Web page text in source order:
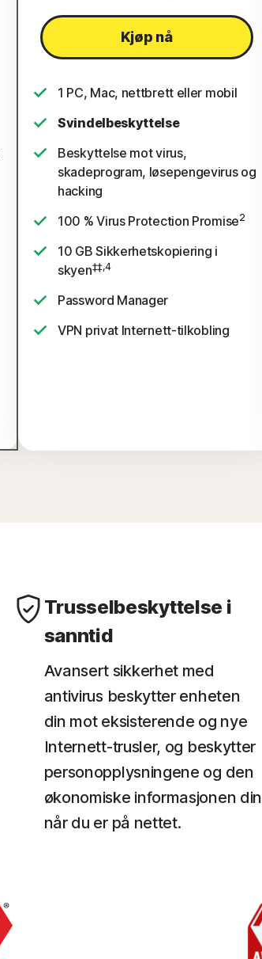
Kjøp nå
1 PC, Mac, nettbrett eller mobil
Svindelbeskyttelse
Beskyttelse mot virus,
skadeprogram, løsepengevirus og
hacking
100 % Virus Protection Promise2
10 GB Sikkerhetskopiering i
skyen‡‡,4
Password Manager
VPN privat Internett-tilkobling
Trusselbeskyttelse i
sanntid
Avansert sikkerhet med
antivirus beskytter enheten
din mot eksisterende og nye
Internett-trusler, og beskytter
personopplysningene og den
økonomiske informasjonen din
når du er på nettet.